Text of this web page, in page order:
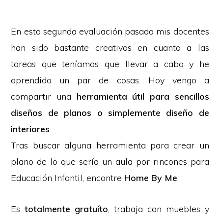
En esta segunda evaluación pasada mis docentes
han sido bastante creativos en cuanto a las
tareas que teníamos que llevar a cabo y he
aprendido un par de cosas. Hoy vengo a
compartir una herramienta útil para sencillos
diseños de planos o simplemente diseño de
interiores.
Tras buscar alguna herramienta para crear un
plano de lo que sería un aula por rincones para
Educación Infantil, encontre Home By Me.
Estotalmente gratuíto, trabaja con muebles y